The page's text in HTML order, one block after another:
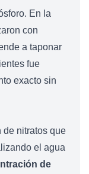
En la
con
a taponar
fue
exacto sin
de nitratos que
el agua
de